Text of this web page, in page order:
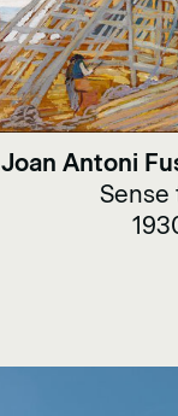
Joan Antoni
Sense